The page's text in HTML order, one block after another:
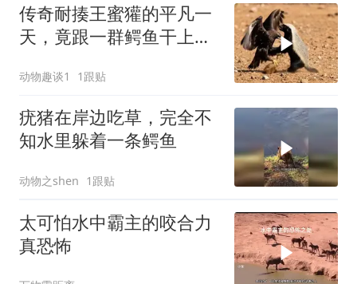
传奇耐揍王蜜獾的平凡一
天，竟跟一群鳄鱼干上
动物趣谈1 1跟贴
疣猪在岸边吃草，完全不
知水里躲着一条鳄鱼
动物之shen 1跟贴
太可怕水中霸主的咬合力
真恐怖